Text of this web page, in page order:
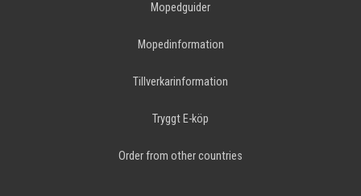
Mopedguider
Mopedinformation
Tillverkarinformation
Tryggt E-köp
Order from other countries